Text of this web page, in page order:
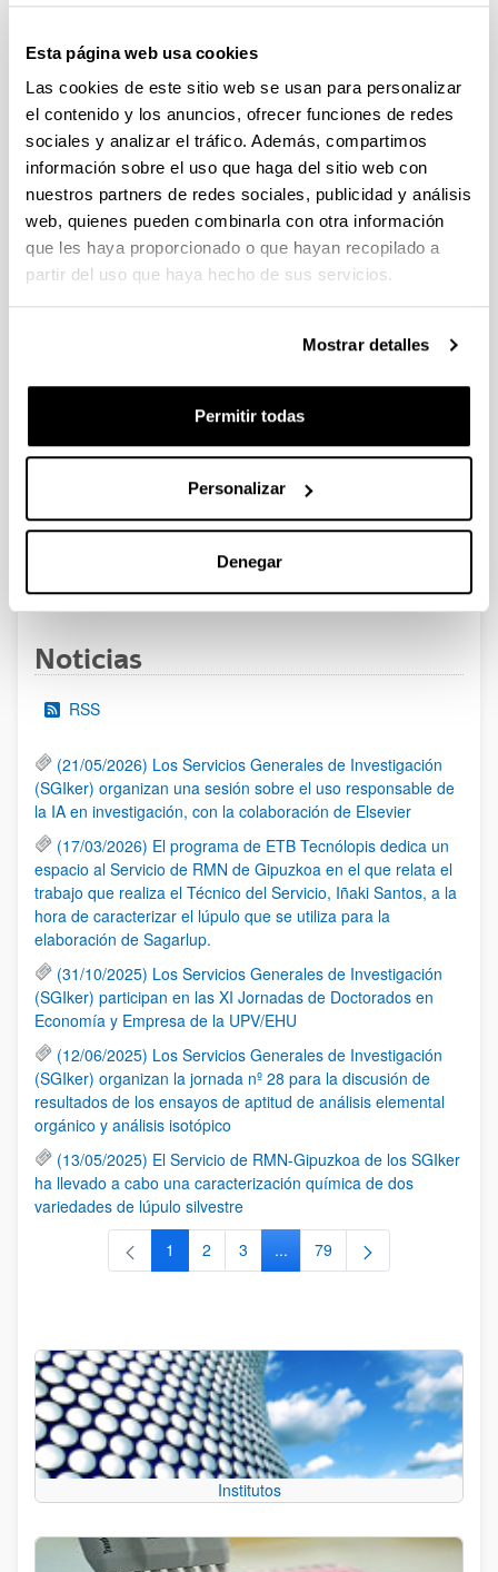
Esta página web usa cookies
Las cookies de este sitio web se usan para personalizar
el contenido y los anuncios, ofrecer funciones de redes
sociales y analizar el tráfico. Además, compartimos
información sobre el uso que haga del sitio web con
nuestros partners de redes sociales, publicidad y análisis
web, quienes pueden combinarla con otra información
que les haya proporcionado o que hayan recopilado a
partir del uso que haya hecho de sus servicios.
Mostrar detalles
Permitir todas
Personalizar
Denegar
Perfeccionamiento de Personal Investigador Doctor,
Gobierno Vasco 2026-2029
Plazo de presentación cerrado: 19/06/2026 - 20/07/2026
El plazo para la obtención del documento de compromiso
finaliza el 15/07/2026 incluido
PROYECTOS DE INVESTIGACIÓN LIDERADOS POR
PERSONAL NOVEL (2026)
Plazo de presentación cerrado: 27/04/2026 - 18/05/2026 23:59
Listado definitivo de solicitudes admitidas y excluidas para
evaluación. (01/06/2026)
CONVOCATORIA DE AYUDAS A GRUPOS DE
UNIVERSITARIOS NUEVOS
Plazo de presentación cerrado: 08/04/2026 - 27/04/2026 23:59
15/06/2026. Publicado el listado definitivo de solicitudes
4
Noticias
RSS
(21/05/2026) Los Servicios Generales de Investigación
(SGIker) organizan una sesión sobre el uso responsable de
la IA en investigación, con la colaboración de Elsevier
(17/03/2026) El programa de ETB Tecnólopis dedica un
espacio al Servicio de RMN de Gipuzkoa en el que relata el
trabajo que realiza el Técnico del Servicio, Iñaki Santos, a la
hora de caracterizar el lúpulo que se utiliza para la
elaboración de Sagarlup.
(31/10/2025) Los Servicios Generales de Investigación
(SGIker) participan en las XI Jornadas de Doctorados en
Economía y Empresa de la UPV/EHU
(12/06/2025) Los Servicios Generales de Investigación
(SGIker) organizan la jornada nº 28 para la discusión de
resultados de los ensayos de aptitud de análisis elemental
orgánico y análisis isotópico
(13/05/2025) El Servicio de RMN-Gipuzkoa de los SGIker
ha llevado a cabo una caracterización química de dos
variedades de lúpulo silvestre
Página
1 Página
2 Página
3 ...Páginas intermedias Use TAB
Página
79
Institutos